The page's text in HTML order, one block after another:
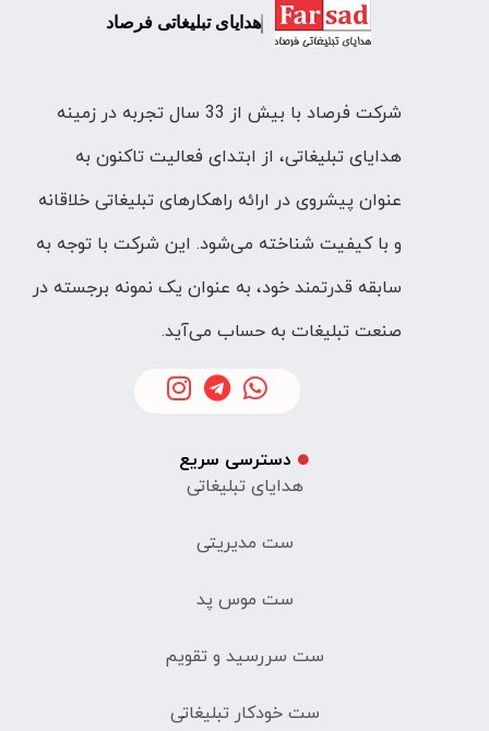
هدایای تبلیغاتی فرصاد
شرکت فرصاد با بیش از 33 سال تجربه در زمینه
هدایای تبلیغاتی، از ابتدای فعالیت تاکنون به
عنوان پیشروی در ارائه راهکارهای تبلیغاتی خلاقانه
و با کیفیت شناخته می‌شود. این شرکت با توجه به
سابقه قدرتمند خود، به عنوان یک نمونه برجسته در
صنعت تبلیغات به حساب می‌آید.
دسترسی سریع
هدایای تبلیغاتی
ست مدیریتی
ست موس پد
ست سررسید و تقویم
ست خودکار تبلیغاتی